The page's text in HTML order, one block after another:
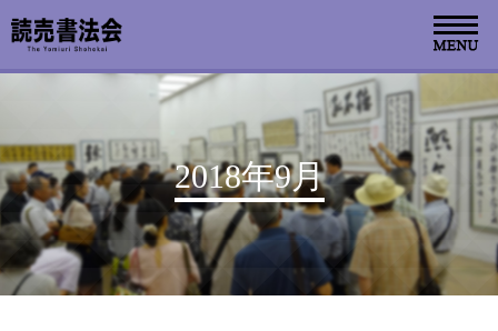
2018年9月
お知らせ
読売書法会について
読売書法展